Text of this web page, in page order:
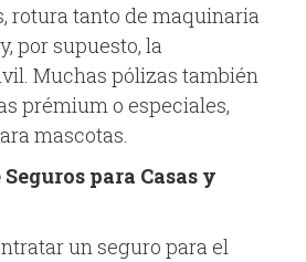
rotura tanto de maquinaria
por supuesto, la
Muchas pólizas también
prémium o especiales,
mascotas.
para Casas y
un seguro para el